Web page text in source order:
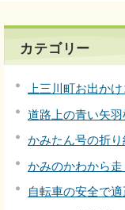
カテゴリー
上三川町お出か
道路上の青い矢
かみたん号の折
かみのかわから
自転車の安全で